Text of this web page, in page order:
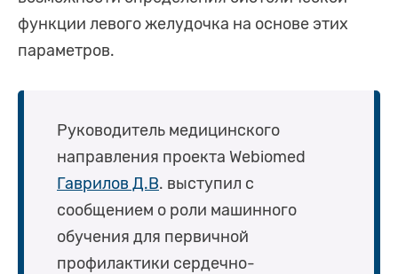
функции левого желудочка на основе этих
параметров.
Руководитель медицинского
направления проекта Webiomed
Гаврилов Д.В. выступил с
сообщением о роли машинного
обучения для первичной
профилактики сердечно-